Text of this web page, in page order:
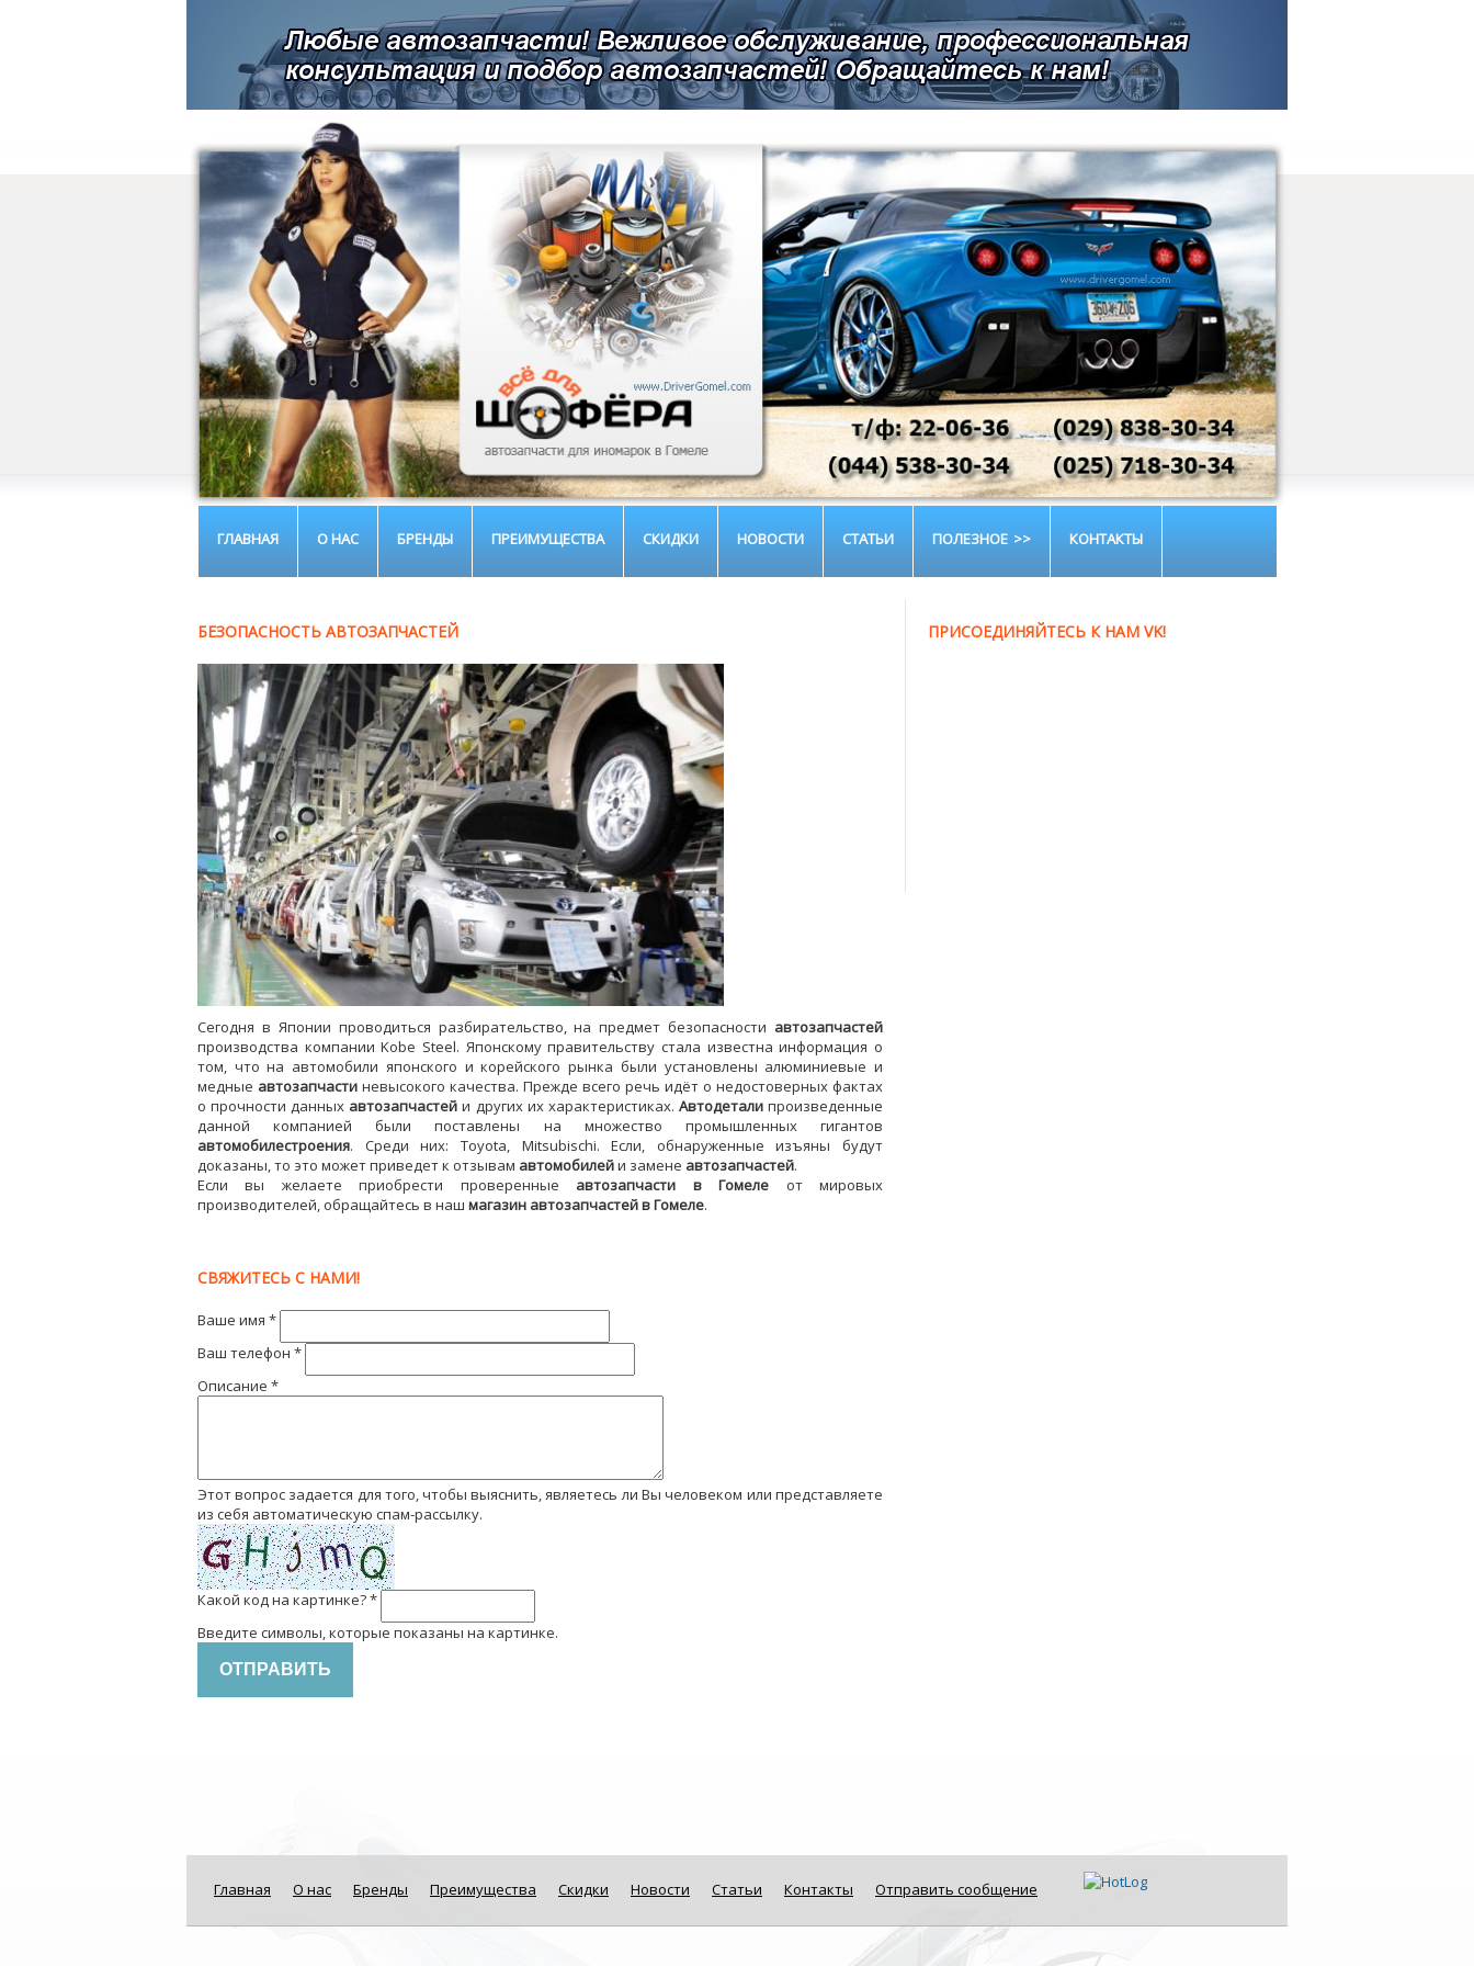
ГЛАВНАЯ О НАС БРЕНДЫ ПРЕИМУЩЕСТВА СКИДКИ НОВОСТИ СТАТЬИ ПОЛЕЗНОЕ КОНТАКТЫ
БЕЗОПАСНОСТЬ АВТОЗАПЧАСТЕЙ
Сегодня в Японии проводиться разбирательство, на предмет безопасности автозапчастей
производства компании Kobe Steel. Японскому правительству стала известна информация о
том, что на автомобили японского и корейского рынка были установлены алюминиевые и
медные автозапчасти невысокого качества. Прежде всего речь идёт о недостоверных фактах
о прочности данных автозапчастей и других их характеристиках. Автодеталипроизведенные
данной компанией были поставлены на множество промышленных гигантов
автомобилестроения. Среди них: Toyota, Mitsubischi. Если, обнаруженные изъяны будут
доказаны, то это может приведет к отзывам автомобилейи замене автозапчастей.
Если вы желаете приобрести проверенные автозапчасти в Гомеле от мировых
производителей, обращайтесь в наш магазин автозапчастейв Гомеле.
СВЯЖИТЕСЬ С НАМИ!
Ваше имя *
Ваш телефон *
Описание *
Этот вопрос задается для того, чтобы выяснить, являетесь ли Вы человеком или представляете
из себя автоматическую спам-рассылку.
Какой код на картинке?*
Введите символы, которые показаны на картинке.
ПРИСОЕДИНЯЙТЕСЬ К НАМ VK!
Главная О нас Бренды Преимущества Скидки Новости Статьи Контакты Отправить сообщение